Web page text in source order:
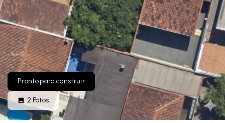
Pronto para construir
2 Fotos